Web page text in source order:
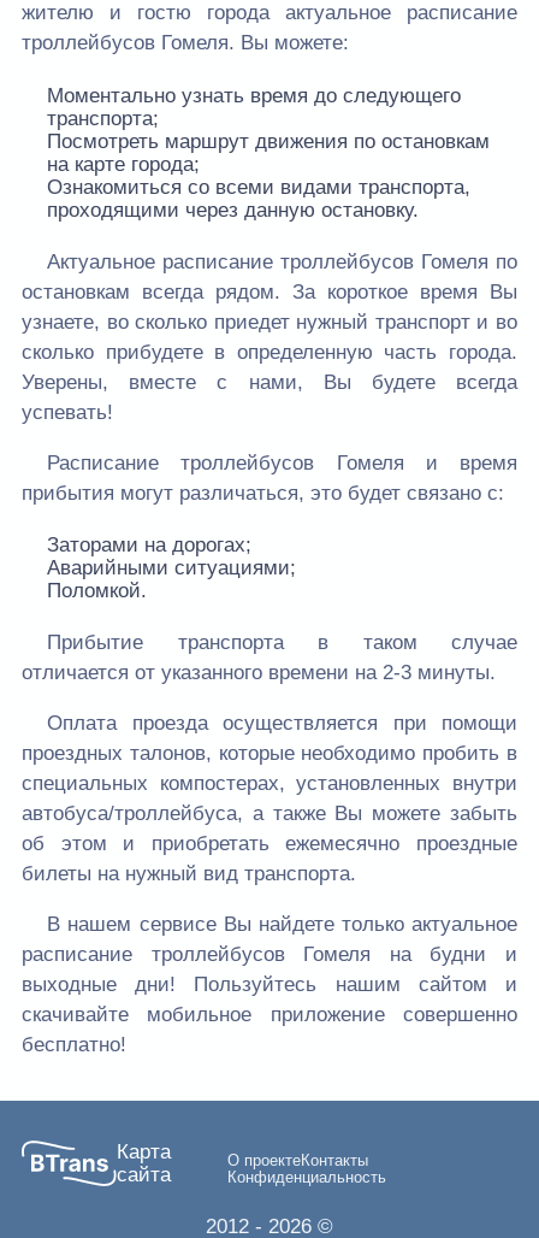
жителю и гостю города актуальное расписание
троллейбусов Гомеля. Вы можете:
Моментально узнать время до следующего
транспорта;
Посмотреть маршрут движения по остановкам
на карте города;
Ознакомиться со всеми видами транспорта,
проходящими через данную остановку.
Актуальное расписание троллейбусов Гомеля по
остановкам всегда рядом. За короткое время Вы
узнаете, во сколько приедет нужный транспорт и во
сколько прибудете в определенную часть города.
Уверены, вместе с нами, Вы будете всегда
успевать!
Расписание троллейбусов Гомеля и время
прибытия могут различаться, это будет связано с:
Заторами на дорогах;
Аварийными ситуациями;
Поломкой.
Прибытие транспорта в таком случае
отличается от указанного времени на 2-3 минуты.
Оплата проезда осуществляется при помощи
проездных талонов, которые необходимо пробить в
специальных компостерах, установленных внутри
автобуса/троллейбуса, а также Вы можете забыть
об этом и приобретать ежемесячно проездные
билеты на нужный вид транспорта.
В нашем сервисе Вы найдете только актуальное
расписание троллейбусов Гомеля на будни и
выходные дни! Пользуйтесь нашим сайтом и
скачивайте мобильное приложение совершенно
бесплатно!
Карта
сайта
О проектеКонтакты
Конфиденциальность
2012 - 2026 ©